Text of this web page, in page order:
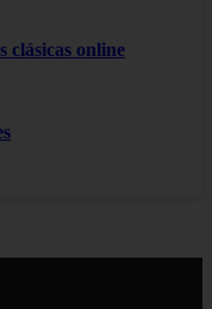
clásicas online